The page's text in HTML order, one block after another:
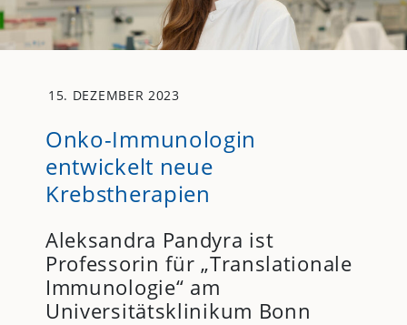
15. DEZEMBER 2023
Onko-Immunologin
entwickelt neue
Krebstherapien
Aleksandra Pandyra ist
Professorin für „Translationale
Immunologie“ am
Universitätsklinikum Bonn